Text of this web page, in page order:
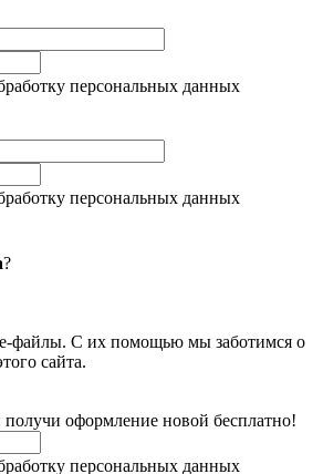
персональных данных
персональных данных
?
файлы. С их помощью мы заботимся о
сайта.
оформление новой бесплатно!
персональных данных